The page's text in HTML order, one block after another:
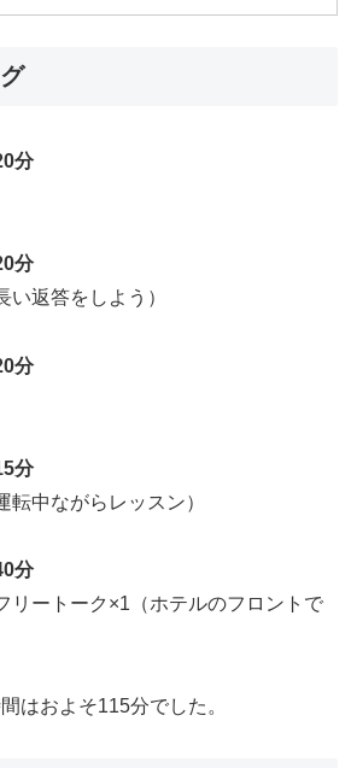
分
分
い返答をしよう）
分
分
中ながらレッスン）
分
リートーク×1（ホテルのフロントで
はおよそ115分でした。